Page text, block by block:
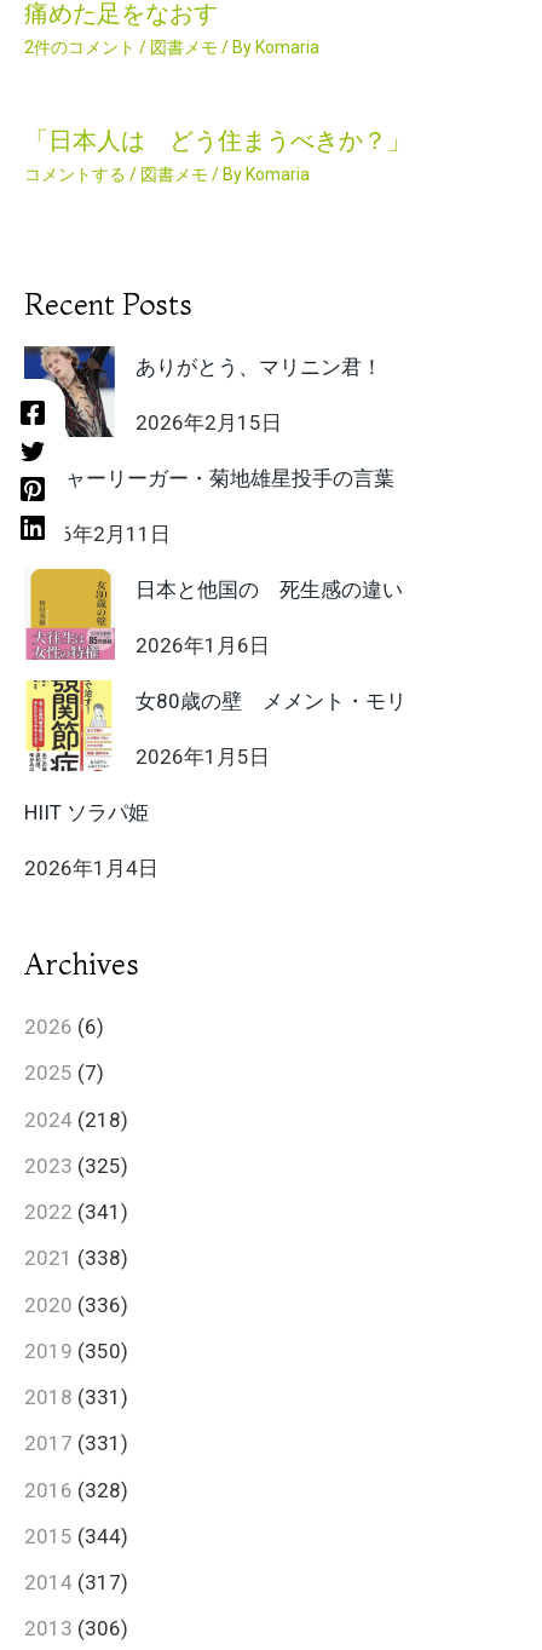
痛めた足をなおす
2件のコメント / 図書メモ / By Komaria
「日本人は どう住まうべきか？」
コメントする / 図書メモ / By Komaria
Recent Posts
ありがとう、マリニン君！
2026年2月15日
メジャーリーガー・菊地雄星投手の言葉
2026年2月11日
日本と他国の 死生感の違い
2026年1月6日
女80歳の壁 メメント・モリ
2026年1月5日
HIIT ソラパ姫
2026年1月4日
Archives
2026 (6)
2025 (7)
2024 (218)
2023 (325)
2022 (341)
2021 (338)
2020 (336)
2019 (350)
2018 (331)
2017 (331)
2016 (328)
2015 (344)
2014 (317)
2013 (306)